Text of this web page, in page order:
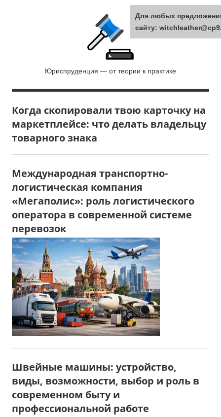
Лидер
права
Юриспруденция — от теории к практике
Когда скопировали твою карточку на
маркетплейсе: что делать владельцу
товарного знака
Международная транспортно-
логистическая компания
«Мегаполис»: роль логистического
оператора в современной системе
перевозок
Швейные машины: устройство,
виды, возможности, выбор и роль в
современном быту и
профессиональной работе
Для любых
сайту: